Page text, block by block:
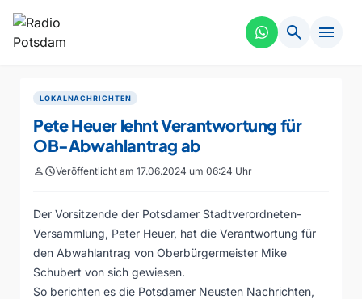
search menu
LOKALNACHRICHTEN
Pete Heuer lehnt Verantwortung für
OB-Abwahlantrag ab
personscheduleVeröffentlicht am 17.06.2024 um 06:24 Uhr
Der Vorsitzende der Potsdamer Stadtverordneten-
Versammlung, Peter Heuer, hat die Verantwortung für
den Abwahlantrag von Oberbürgermeister Mike
Schubert von sich gewiesen.
So berichten es die Potsdamer Neusten Nachrichten,